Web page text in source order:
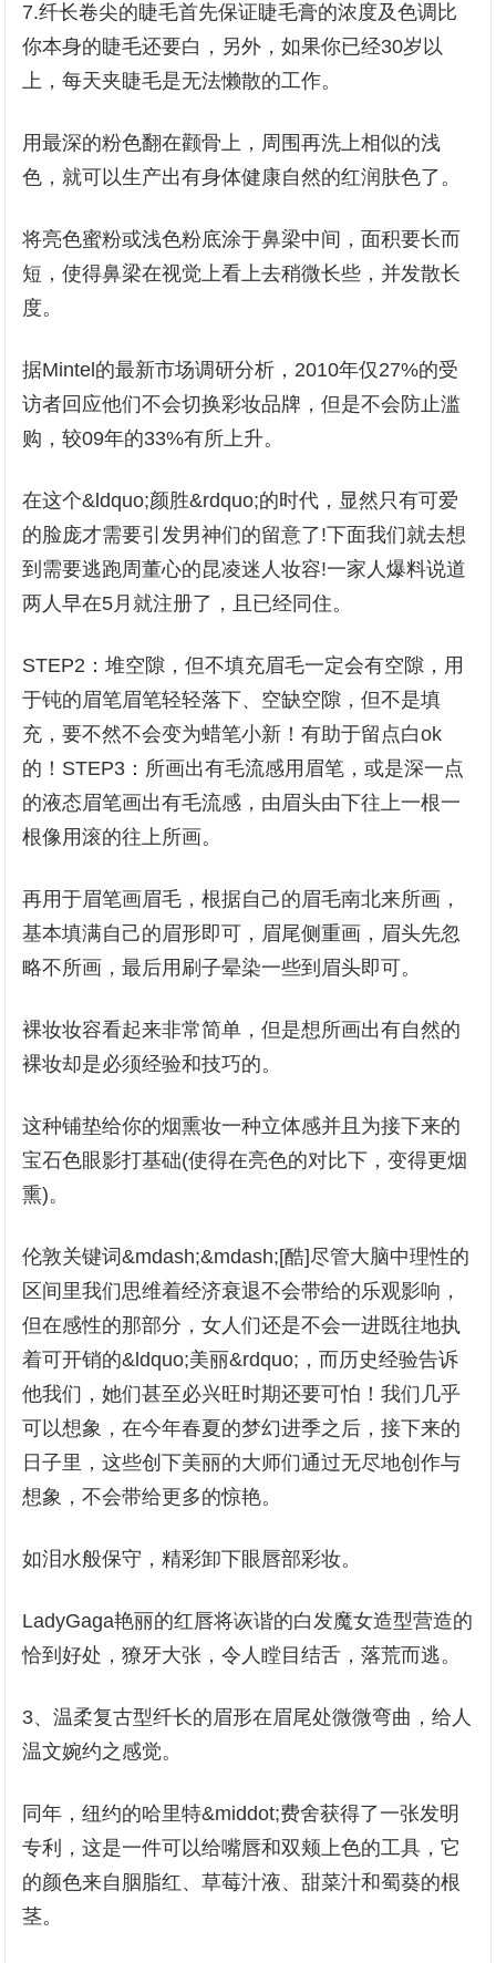
7.纤长卷尖的睫毛首先保证睫毛膏的浓度及色调比
你本身的睫毛还要白，另外，如果你已经30岁以
上，每天夹睫毛是无法懒散的工作。
用最深的粉色翻在颧骨上，周围再洗上相似的浅
色，就可以生产出有身体健康自然的红润肤色了。
将亮色蜜粉或浅色粉底涂于鼻梁中间，面积要长而
短，使得鼻梁在视觉上看上去稍微长些，并发散长
度。
据Mintel的最新市场调研分析，2010年仅27%的受
访者回应他们不会切换彩妆品牌，但是不会防止滥
购，较09年的33%有所上升。
在这个&ldquo;颜胜&rdquo;的时代，显然只有可爱
的脸庞才需要引发男神们的留意了!下面我们就去想
到需要逃跑周董心的昆凌迷人妆容!一家人爆料说道
两人早在5月就注册了，且已经同住。
STEP2：堆空隙，但不填充眉毛一定会有空隙，用
于钝的眉笔眉笔轻轻落下、空缺空隙，但不是填
充，要不然不会变为蜡笔小新！有助于留点白ok
的！STEP3：所画出有毛流感用眉笔，或是深一点
的液态眉笔画出有毛流感，由眉头由下往上一根一
根像用滚的往上所画。
再用于眉笔画眉毛，根据自己的眉毛南北来所画，
基本填满自己的眉形即可，眉尾侧重画，眉头先忽
略不所画，最后用刷子晕染一些到眉头即可。
裸妆妆容看起来非常简单，但是想所画出有自然的
裸妆却是必须经验和技巧的。
这种铺垫给你的烟熏妆一种立体感并且为接下来的
宝石色眼影打基础(使得在亮色的对比下，变得更烟
熏)。
伦敦关键词&mdash;&mdash;[酷]尽管大脑中理性的
区间里我们思维着经济衰退不会带给的乐观影响，
但在感性的那部分，女人们还是不会一进既往地执
着可开销的&ldquo;美丽&rdquo;，而历史经验告诉
他我们，她们甚至必兴旺时期还要可怕！我们几乎
可以想象，在今年春夏的梦幻进季之后，接下来的
日子里，这些创下美丽的大师们通过无尽地创作与
想象，不会带给更多的惊艳。
如泪水般保守，精彩卸下眼唇部彩妆。
LadyGaga艳丽的红唇将诙谐的白发魔女造型营造的
恰到好处，獠牙大张，令人瞠目结舌，落荒而逃。
3、温柔复古型纤长的眉形在眉尾处微微弯曲，给人
温文婉约之感觉。
同年，纽约的哈里特&middot;费舍获得了一张发明
专利，这是一件可以给嘴唇和双颊上色的工具，它
的颜色来自胭脂红、草莓汁液、甜菜汁和蜀葵的根
茎。